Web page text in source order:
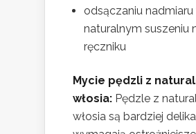
odsączaniu
naturalnym suszeniu
ręczniku
Mycie pędzli z
włosia: Pędzle z
włosia są bardziej